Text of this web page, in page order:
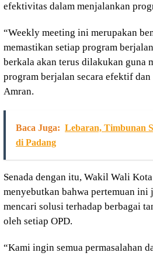
efektivitas dalam menjalankan
“Weekly meeting ini merupakan
memastikan setiap program
berkala akan terus dilakukan guna
program berjalan secara efektif
Amran.
Baca Juga: Lebaran, Timbunan
di Padang
Senada dengan itu, Wakil Wali
menyebutkan bahwa pertemuan
mencari solusi terhadap berbagai
oleh setiap OPD.
“Kami ingin semua permasalahan